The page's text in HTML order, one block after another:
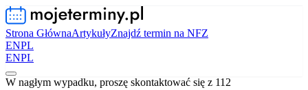
Strona GłównaArtykułyZnajdź termin na NFZ
ENPL
ENPL
W nagłym wypadku, proszę skontaktować się z 112